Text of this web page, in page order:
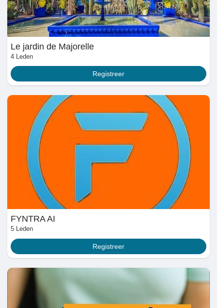
Le jardin de Majorelle
4 Leden
Registreer
FYNTRA AI
5 Leden
Registreer